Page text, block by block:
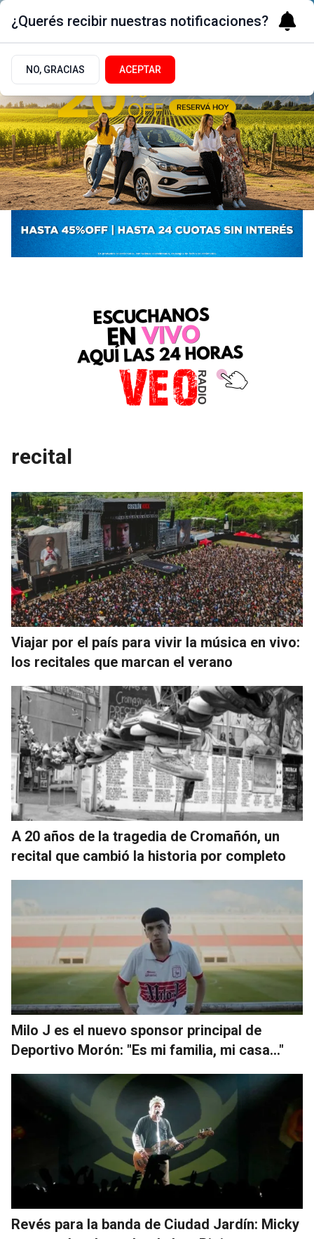
recital
Viajar por el país para vivir la música en vivo:
los recitales que marcan el verano
A 20 años de la tragedia de Cromañón, un
recital que cambió la historia por completo
Milo J es el nuevo sponsor principal de
Deportivo Morón: "Es mi familia, mi casa..."
Revés para la banda de Ciudad Jardín: Micky
¿Querés recibir nuestras notificaciones?
NO, GRACIAS ACEPTAR